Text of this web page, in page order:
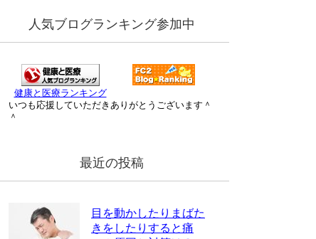
人気ブログランキング参加中
健康と医療ランキング
いつも応援していただきありがとうございます＾
＾
最近の投稿
目を動かしたりまばた
きをしたりすると痛